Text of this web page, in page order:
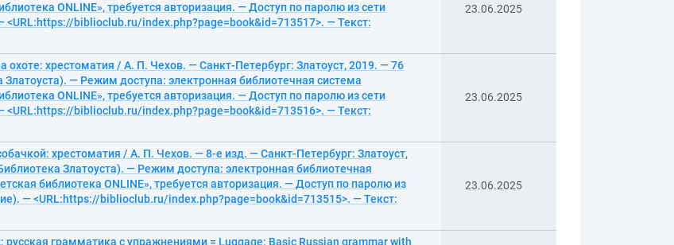
ONLINE», требуется авторизация. — Доступ по паролю из сети
<URL:https://biblioclub.ru/index.php?page=book&id=713517>. — Текст:
23.06.2025
охоте: хрестоматия / А. П. Чехов. — Санкт-Петербург: Златоуст, 2019. — 76
Златоуста). — Режим доступа: электронная библиотечная система
ONLINE», требуется авторизация. — Доступ по паролю из сети
<URL:https://biblioclub.ru/index.php?page=book&id=713516>. — Текст:
23.06.2025
хрестоматия / А. П. Чехов. — 8-е изд. — Санкт-Петербург: Златоуст,
Златоуста). — Режим доступа: электронная библиотечная
библиотека ONLINE», требуется авторизация. — Доступ по паролю из
— <URL:https://biblioclub.ru/index.php?page=book&id=713515>. — Текст:
23.06.2025
русская грамматика с упражнениями = Luggage: Basiс Russian grammar with